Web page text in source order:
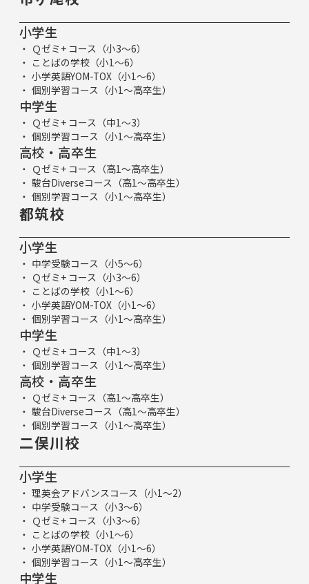
小学生
Ｑゼミ+ コース（小3～6）
ことばの学校（小1～6）
小学英語YOM-TOX（小1～6）
個別学習コース（小1～高卒生）
中学生
Ｑゼミ+ コース（中1～3）
個別学習コース（小1～高卒生）
高校・高卒生
Ｑゼミ+ コース（高1～高卒生）
駿台Diverseコース（高1～高卒生）
個別学習コース（小1～高卒生）
都筑校
小学生
中学受験コース（小5～6）
Ｑゼミ+ コース（小3～6）
ことばの学校（小1～6）
小学英語YOM-TOX（小1～6）
個別学習コース（小1～高卒生）
中学生
Ｑゼミ+ コース（中1～3）
個別学習コース（小1～高卒生）
高校・高卒生
Ｑゼミ+ コース（高1～高卒生）
駿台Diverseコース（高1～高卒生）
個別学習コース（小1～高卒生）
二俣川校
小学生
理英会アドバンスコース（小1～2）
中学受験コース（小3～6）
Ｑゼミ+ コース（小3～6）
ことばの学校（小1～6）
小学英語YOM-TOX（小1～6）
個別学習コース（小1～高卒生）
中学生